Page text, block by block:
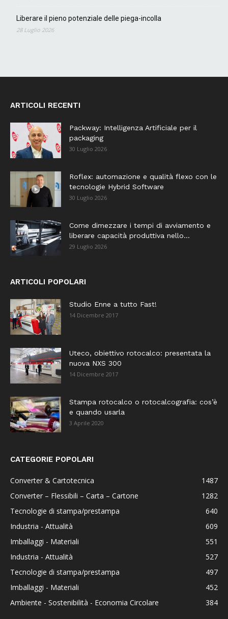
Liberare il pieno potenziale delle piega-incolla
28 Luglio 2026
ARTICOLI RECENTI
Packway: Intelligenza Artificiale per il
packaging
30 Luglio 2026
Roflex: automazione e qualità flexo con le
tecnologie Hybrid Software
30 Luglio 2026
Come dimezzare i tempi di avviamento e
liberare capacità produttiva nello...
29 Luglio 2026
ARTICOLI POPOLARI
Studio Enne a tutto Fast!
14 Dicembre 2017
Uteco, obiettivo rotocalco: presentata la
nuova NXS 300
14 Dicembre 2017
Stampa rotocalco o rotocalcografia: cos’è
e quando usarla
3 Aprile 2020
CATEGORIE POPOLARI
Converter & Cartotecnica
1487
Converter – Flessibili – Carta – Cartone
1282
Tecnologie di stampa/prestampa
640
Industria - Attualità
609
Imballaggi - Materiali
551
Industria - Attualità
527
Tecnologie di stampa/prestampa
497
Imballaggi - Materiali
452
Ambiente - Sostenibilità - Economia Circolare
384